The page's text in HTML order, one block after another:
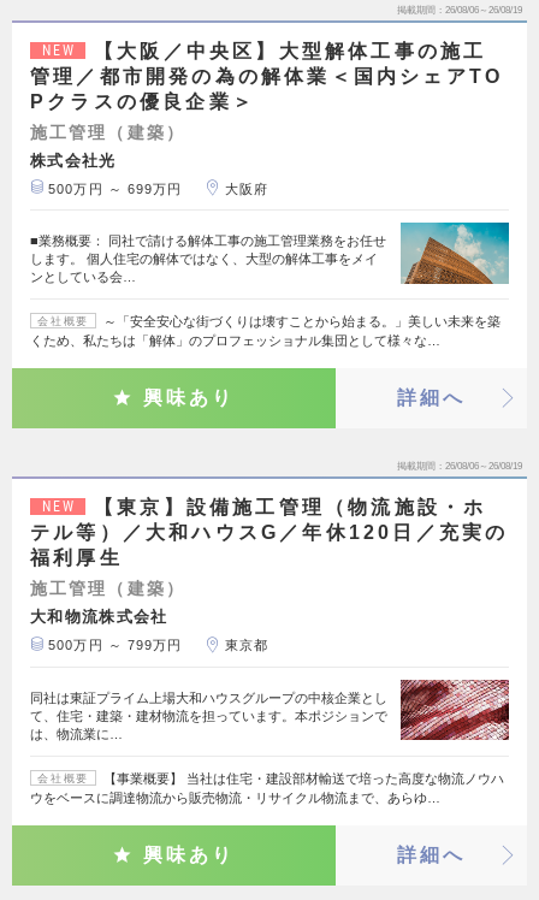
掲載期間 26/08/06～26/08/19
NEW
【大阪／中央区】大型解体工事の施工
管理／都市開発の為の解体業＜国内シェアTO
Pクラスの優良企業＞
施工管理（建築）
株式会社光
500万円 ～ 699万円 大阪府
■業務概要： 同社で請ける解体工事の施工管理業務をお任せ
します。 個人住宅の解体ではなく、大型の解体工事をメイ
ンとしている会…
会社概要
～「安全安心な街づくりは壊すことから始まる。」美しい未来を築
くため、私たちは「解体」のプロフェッショナル集団として様々な…
興味あり 詳細へ
掲載期間 26/08/06～26/08/19
NEW
【東京】設備施工管理（物流施設・ホ
テル等）／大和ハウスG／年休120日／充実の
福利厚生
施工管理（建築）
大和物流株式会社
500万円 ～ 799万円 東京都
同社は東証プライム上場大和ハウスグループの中核企業とし
て、住宅・建築・建材物流を担っています。本ポジションで
は、物流業に…
会社概要
【事業概要】 当社は住宅・建設部材輸送で培った高度な物流ノウハ
ウをベースに調達物流から販売物流・リサイクル物流まで、あらゆ…
興味あり 詳細へ